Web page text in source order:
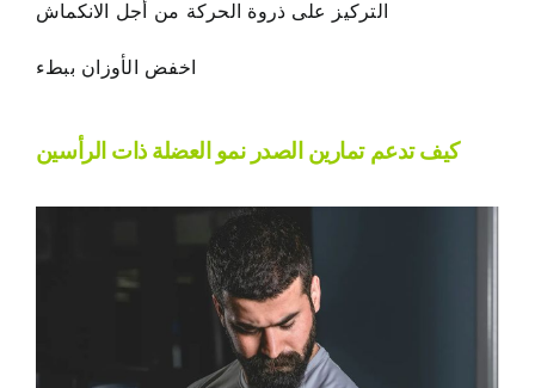
التركيز على ذروة الحركة من أجل الانكماش
اخفض الأوزان ببطء
كيف تدعم تمارين الصدر نمو العضلة ذات الرأسين